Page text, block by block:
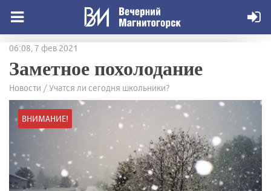
06:08, 7 фев 2021
Заметное похолодание
Новости / Учатся ли сегодня школьники?
ВНИМАНИЕ!